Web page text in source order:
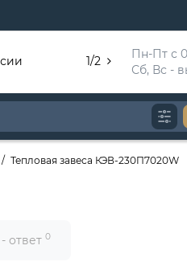
Пн-Пт с
Сб, Вс -
1/2
Тепловая завеса КЭВ-230П7020W
ответ 0